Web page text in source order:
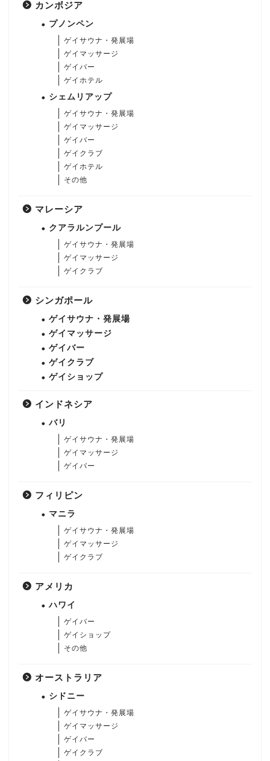
カンボジア
プノンペン
ゲイサウナ・発展場
ゲイマッサージ
ゲイバー
ゲイホテル
シェムリアップ
ゲイサウナ・発展場
ゲイマッサージ
ゲイバー
ゲイクラブ
ゲイホテル
その他
マレーシア
クアラルンプール
ゲイサウナ・発展場
ゲイマッサージ
ゲイクラブ
シンガポール
ゲイサウナ・発展場
ゲイマッサージ
ゲイバー
ゲイクラブ
ゲイショップ
インドネシア
バリ
ゲイサウナ・発展場
ゲイマッサージ
ゲイバー
フィリピン
マニラ
ゲイサウナ・発展場
ゲイマッサージ
ゲイクラブ
アメリカ
ハワイ
ゲイバー
ゲイショップ
その他
オーストラリア
シドニー
ゲイサウナ・発展場
ゲイマッサージ
ゲイバー
ゲイクラブ